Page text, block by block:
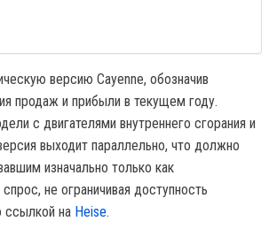
версию Cayenne, обозначив
продаж и прибыли в текущем году.
с двигателями внутреннего сгорания и
выходит параллельно, что должно
изначально только как
не ограничивая доступность
ссылкой на Нeise.